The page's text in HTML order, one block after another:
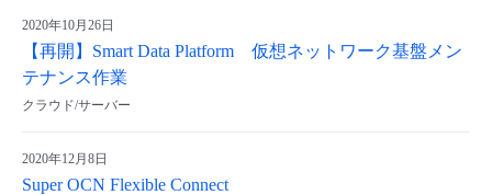
2020年10月26日
【再開】Smart Data Platform 仮想ネットワーク基盤メン
テナンス作業
クラウド/サーバー
2020年12月8日
Super OCN Flexible Connect